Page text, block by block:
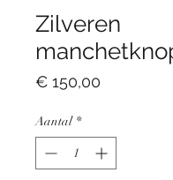
Zilveren
€ 150,00
Aantal *